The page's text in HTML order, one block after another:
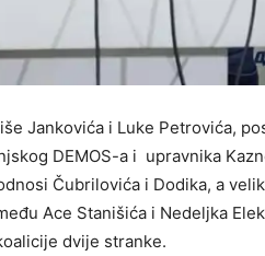
Jankovića i Luke Petrovića,
DEMOS-a i upravnika
Čubrilovića i Dodika, a
Ace Stanišića i Nedeljka
dvije stranke.